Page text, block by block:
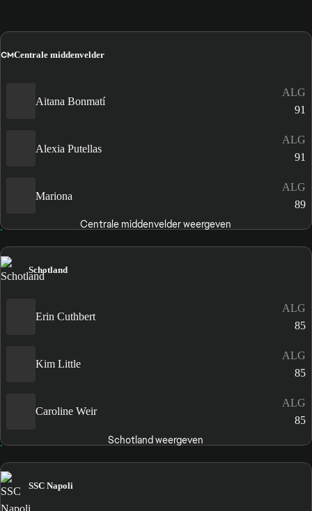
CMCentrale middenvelder
Aitana Bonmatí
ALG
91
Alexia Putellas
ALG
91
Mariona
ALG
89
Centrale middenvelder weergeven
Schotland
Erin Cuthbert
ALG
85
Kim Little
ALG
85
Caroline Weir
ALG
85
Schotland weergeven
SSC Napoli